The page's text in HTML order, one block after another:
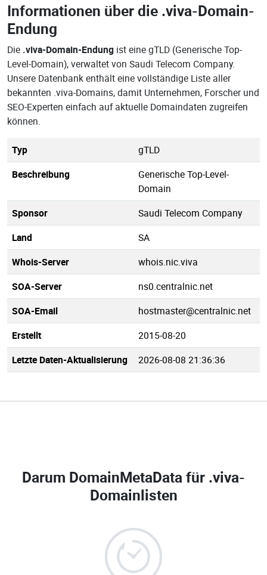
Informationen über die .viva-Domain-
Endung
Die .viva-Domain-Endung ist eine gTLD (Generische Top-
Level-Domain), verwaltet von Saudi Telecom Company.
Unsere Datenbank enthält eine vollständige Liste aller
bekannten .viva-Domains, damit Unternehmen, Forscher und
SEO-Experten einfach auf aktuelle Domaindaten zugreifen
können.
Typ
gTLD
Beschreibung
Generische Top-Level-
Domain
Sponsor
Saudi Telecom Company
Land
SA
Whois-Server
whois.nic.viva
SOA-Server
ns0.centralnic.net
SOA-Email
hostmaster@centralnic.net
Erstellt
2015-08-20
Letzte Daten-Aktualisierung
2026-08-08 21:36:36
Darum DomainMetaData für .viva-
Domainlisten